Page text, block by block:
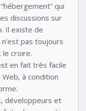
qui
discussions sur
Il existe de
pas toujours
le croire.
en fait très facile
à condition
développeurs et